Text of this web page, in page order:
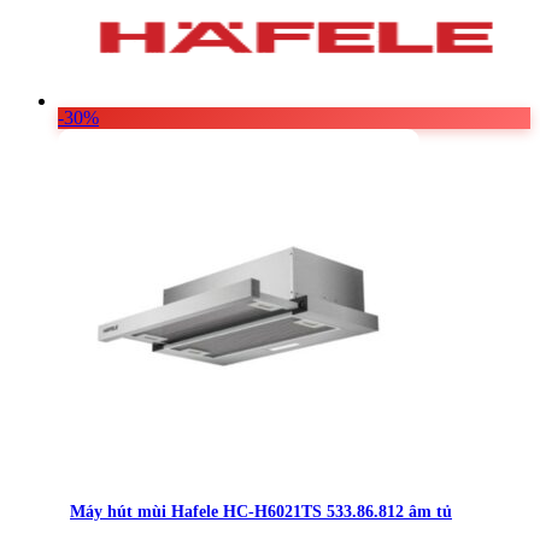
Thiết Bị Nước STIEBEL ELTRON
Thiết Bị Nước TÂN Á ĐẠI THÀNH
-30%
Máy hút mùi Hafele HC-H6021TS 533.86.812 âm tủ